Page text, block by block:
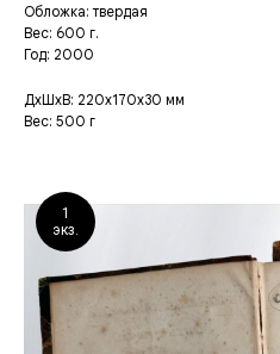
Обложка: твердая
Вес: 600 г.
Год: 2000
ДxШxВ: 220x170x30 мм
Вес: 500 г
1
экз.